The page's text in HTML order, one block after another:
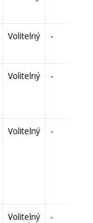
Volitelný -
Volitelný -
Volitelný -
Volitelný -